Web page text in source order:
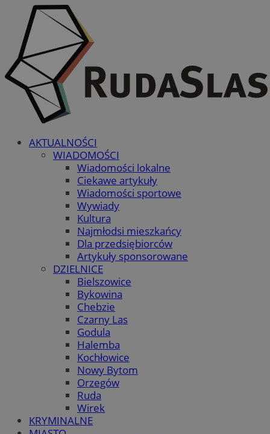
AKTUALNOŚCI
WIADOMOŚCI
Wiadomości lokalne
Ciekawe artykuły
Wiadomości sportowe
Wywiady
Kultura
Najmłodsi mieszkańcy
Dla przedsiębiorców
Artykuły sponsorowane
DZIELNICE
Bielszowice
Bykowina
Chebzie
Czarny Las
Godula
Halemba
Kochłowice
Nowy Bytom
Orzegów
Ruda
Wirek
KRYMINALNE